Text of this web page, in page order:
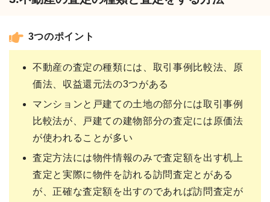
3つのポイント
不動産の査定の種類には、取引事例比較法、原
価法、収益還元法の3つがある
マンションと戸建ての土地の部分には取引事例
比較法が、戸建ての建物部分の査定には原価法
が使われることが多い
査定方法には物件情報のみで査定額を出す机上
査定と実際に物件を訪れる訪問査定とがある
が、正確な査定額を出すのであれば訪問査定が